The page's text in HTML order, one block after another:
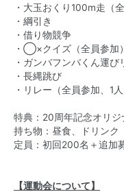
・大玉おくり100m走（全
・綱引き
・借り物競争
・◯×クイズ（全員参加）
・ガンバフンバくん運び
・長縄跳び
・リレー（全員参加、1
特典：20周年記念オリジ
持ち物：昼食、ドリンク
定員：初回200名＋追加
【運動会について】